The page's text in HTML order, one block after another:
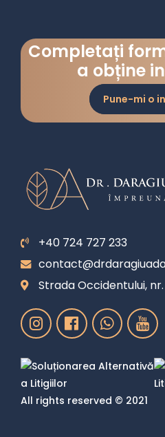
Completați
a obține
Pune-mi o
+40 724 727 233
Strada Occidentului,
All rights reserved © 2021